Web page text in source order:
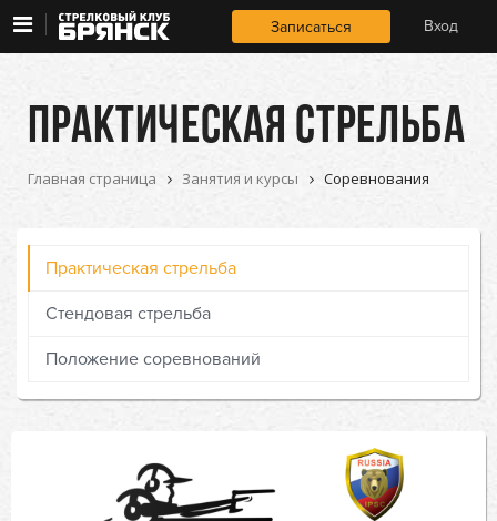
Занятия и курсы
О клубе
Записаться Вход
Занятия
и курсы
и цены
клубе
ПРАКТИЧЕСКАЯ СТРЕЛЬБА
Главная страница Занятия и курсы Соревнования
Практическая стрельба
Стендовая стрельба
Положение соревнований